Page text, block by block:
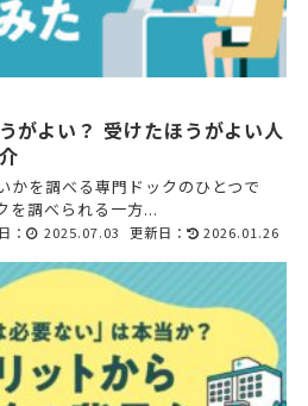
がよい？ 受けたほうがよい人
かを調べる専門ドックのひとつで
を調べられる一方...
： 2025.07.03 更新日： 2026.01.26